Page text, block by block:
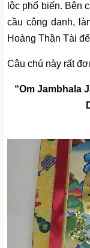
lộc phổ biến. Bên
cầu công danh,
Hoàng Thần Tài
Câu chú này rất
“Om Jambhala